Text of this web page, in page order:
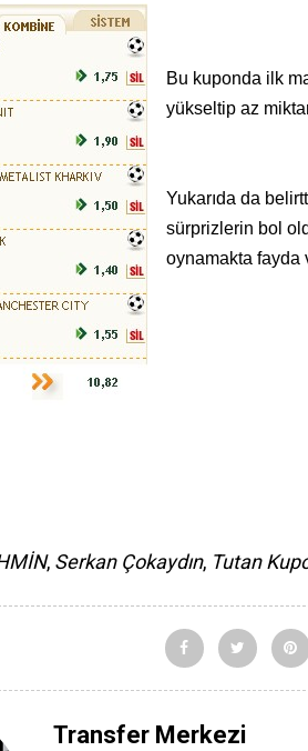
Bu kuponda ilk
yükseltip az
Yukarıda da
sürprizlerin bol
oynamakta fayda
, Serkan Çokaydın, Tutan
Transfer Merkezi